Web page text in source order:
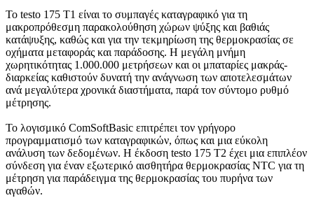
Το testo 175 T1 είναι το συμπαγές καταγραφικό για τη
μακροπρόθεσμη παρακολούθηση χώρων ψύξης και βαθιάς
κατάψυξης, καθώς και για την τεκμηρίωση της θερμοκρασίας σε
οχήματα μεταφοράς και παράδοσης. Η μεγάλη μνήμη
χωρητικότητας 1.000.000 μετρήσεων και οι μπαταρίες μακράς-
διαρκείας καθιστούν δυνατή την ανάγνωση των αποτελεσμάτων
ανά μεγαλύτερα χρονικά διαστήματα, παρά τον σύντομο ρυθμό
μέτρησης.
Το λογισμικό ComSoftBasic επιτρέπει τον γρήγορο
προγραμματισμό των καταγραφικών, όπως και μια εύκολη
ανάλυση των δεδομένων. Η έκδοση testo 175 Τ2 έχει μια επιπλέον
σύνδεση για έναν εξωτερικό αισθητήρα θερμοκρασίας NTC για τη
μέτρηση για παράδειγμα της θερμοκρασίας του πυρήνα των
αγαθών.